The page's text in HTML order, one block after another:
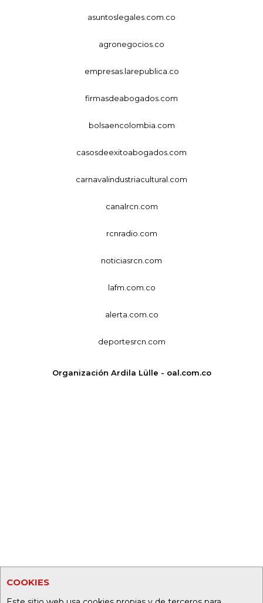
COOKIES
asuntoslegales.com.co
agronegocios.co
empresas.larepublica.co
firmasdeabogados.com
bolsaencolombia.com
casosdeexitoabogados.com
carnavalindustriacultural.com
canalrcn.com
rcnradio.com
noticiasrcn.com
lafm.com.co
alerta.com.co
deportesrcn.com
Organización Ardila Lülle - oal.com.co